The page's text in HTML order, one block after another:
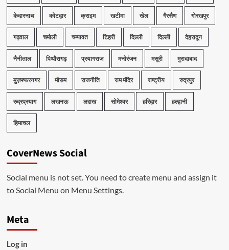
केदारनाथ कोटद्वार क्राइम खटीमा खेल गैरसैण गोरखपुर
गढ़वाल चमोली चम्पावत टिहरी दिल्ली दिल्ली देहरादून
नैनीताल पिथौरागढ़ प्रयागराज मनोरंजन मसूरी मुरादाबाद
मुज़फ्फरनगर मौसम राजनीति राम मंदिर राष्ट्रीय रुद्रपुर
रुद्रप्रयाग लखनऊ लद्दाख सोमेश्वर हरिद्वार हल्द्वानी
हिमाचल
CoverNews Social
Social menu is not set. You need to create menu and assign it
to Social Menu on Menu Settings.
Meta
Log in